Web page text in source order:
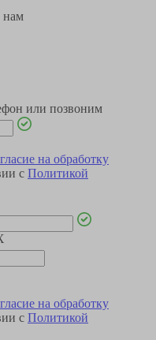
нам
или позвоним
на обработку
с Политикой
на обработку
с Политикой